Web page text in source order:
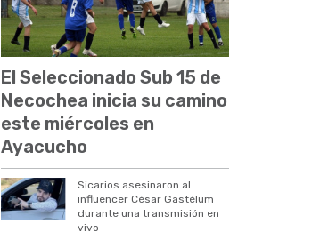
El Seleccionado Sub 15 de
Necochea inicia su camino
este miércoles en
Ayacucho
Sicarios asesinaron al
influencer César Gastélum
durante una transmisión en
vivo